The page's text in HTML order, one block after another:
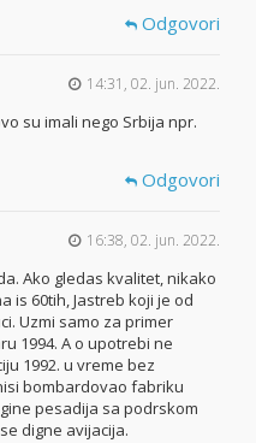
Odgovori
14:31, 02. jun. 2022.
su imali nego Srbija npr.
Odgovori
16:38, 02. jun. 2022.
Ako gledas kvalitet, nikako
is 60tih, Jastreb koji je od
Uzmi samo za primer
1994. A o upotrebi ne
1992. u vreme bez
bombardovao fabriku
pesadija sa podrskom
digne avijacija.